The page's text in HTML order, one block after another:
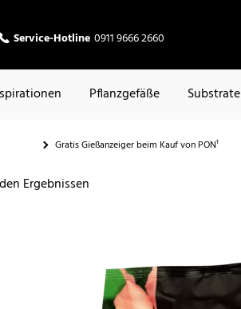
Service-Hotline 0911 9666 2660
Pflanzgefäße Substrate
Gratis Gießanzeiger beim Kauf von PON¹
Ergebnissen